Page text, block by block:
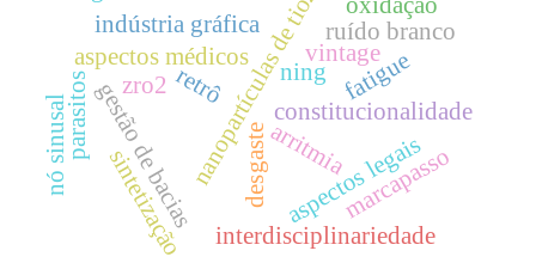
nanopartículas de tio2
ning
constitucionalidade
aspectos legais
aspectos médicos
interdisciplinariedade
desgaste
vintage
retrô
arritmia
indústria gráfica
gestão de bacias
sintetização
ruído branco
parasitos
marcapasso
zro2 fatigue
nó sinusal